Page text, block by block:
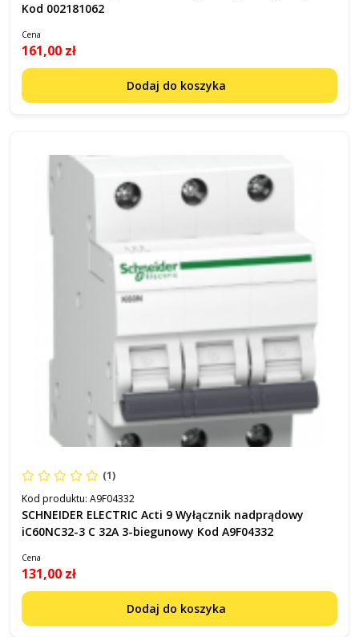
Kod 002181062
Cena
161,00 zł
Dodaj do koszyka
(1)
Kod produktu: A9F04332
SCHNEIDER ELECTRIC Acti 9 Wyłącznik nadprądowy
iC60NC32-3 C 32A 3-biegunowy Kod A9F04332
Cena
131,00 zł
Dodaj do koszyka